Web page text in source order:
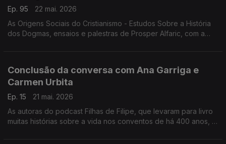
Ep. 95
22 mai. 2026
As Origens Sociais do Cristianismo - Estudos Sobre a História
dos Dogmas, ensaios e palestras de Prosper Alfaric, com a
Conclusão da conversa com Ana Garriga e
Carmen Urbita
Ep. 15
21 mai. 2026
As autoras do podcast Filhas de Filipe, que levaram para livro
muitas histórias sobre a vida nos conventos de há 400 anos, à